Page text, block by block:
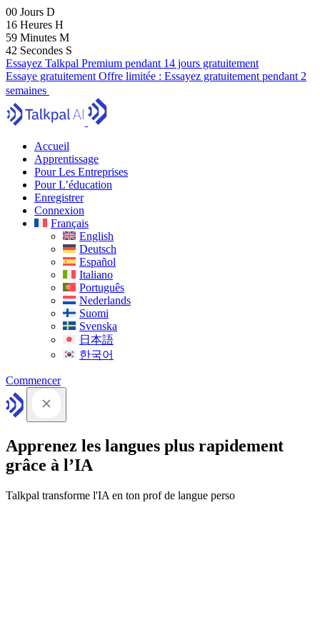
00 Jours D
16 Heures H
59 Minutes M
40 Secondes S
Essayez Talkpal Premium pendant 14 jours gratuitement
Essaye gratuitement Offre limitée : Essayez gratuitement pendant 2
semaines
Accueil
Apprentissage
Pour Les Entreprises
Pour L’éducation
Enregistrer
Connexion
Français
English
Deutsch
Español
Italiano
Português
Nederlands
Suomi
Svenska
日本語
한국어
Commencer
Apprenez les langues plus rapidement
grâce à l’IA
Talkpal transforme l'IA en ton prof de langue perso